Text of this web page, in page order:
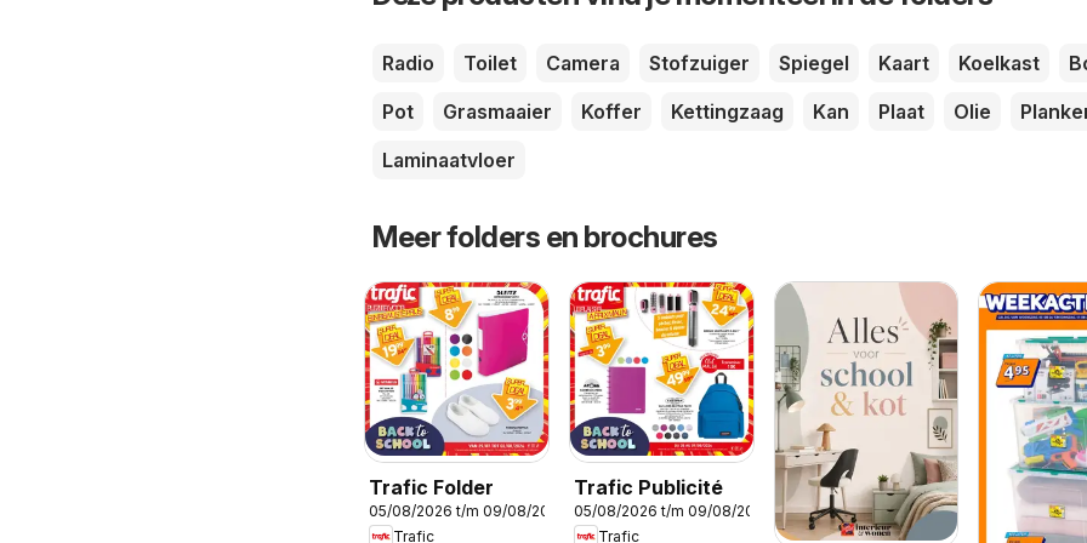
Radio Toilet Camera Stofzuiger Spiegel Kaart Koelkast
Pot
Grasmaaier Koffer Kettingzaag Kan Plaat Olie
Laminaatvloer
Meer folders en brochures
Trafic Folder
05/08/2026 t/m 09/08/2026
Trafic
Trafic Publicité
05/08/2026 t/m 09/08/2026
Trafic